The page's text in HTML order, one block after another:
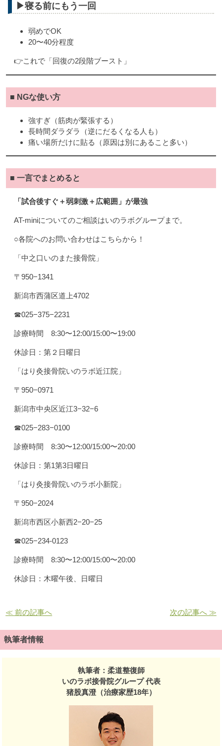
▶寝る前にもう一回
弱めでOK
20〜40分程度
👉これで「回復の2段階ブースト」
■ NGな使い方
強すぎ（筋肉が緊張する）
長時間ダラダラ（逆にだるくなる人も）
痛い場所だけに貼る（原因は別にあること多い）
■ 一言でまとめると
「試合後すぐ＋弱刺激＋広範囲」が最強
AT-miniについてのご相談はいのラボグループまで。
○各院へのお問い合わせはこちらから！
「中之口いのまた接骨院」
〒950−1341
新潟市西蒲区道上4702
☎︎025−375−2231
診療時間 8:30〜12:00/15:00〜19:00
休診日：第２日曜日
「はり灸接骨院いのラボ近江院」
〒950−0971
新潟市中央区近江3−32−6
☎︎025−283−0100
診療時間 8:30〜12:00/15:00〜20:00
休診日：第1第3日曜日
「はり灸接骨院いのラボ小新院」
〒950−2024
新潟市西区小新西2−20−25
☎︎025−234-0123
診療時間 8:30〜12:00/15:00〜20:00
休診日：木曜午後、日曜日
≪ 前の記事へ 次の記事へ ≫
執筆者情報
執筆者：柔道整復師
いのラボ接骨院グループ 代表
猪股真澄（治療家歴18年）